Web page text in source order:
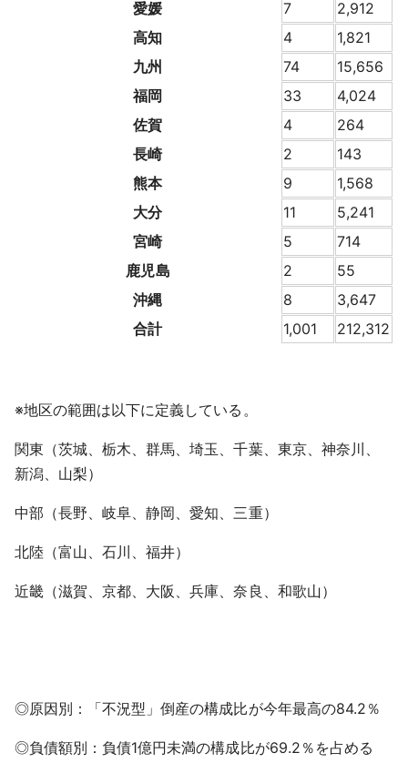
愛媛
7
2,912
高知
4
1,821
九州
74
15,656
福岡
33
4,024
佐賀
4
264
長崎
2
143
熊本
9
1,568
大分
11
5,241
宮崎
5
714
鹿児島
2
55
沖縄
8
3,647
合計
1,001 212,312
※地区の範囲は以下に定義している。
関東（茨城、栃木、群馬、埼玉、千葉、東京、神奈川、
新潟、山梨）
中部（長野、岐阜、静岡、愛知、三重）
北陸（富山、石川、福井）
近畿（滋賀、京都、大阪、兵庫、奈良、和歌山）
◎原因別：「不況型」倒産の構成比が今年最高の84.2％
◎負債額別：負債1億円未満の構成比が69.2％を占める